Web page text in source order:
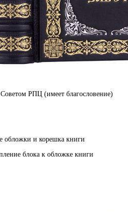
РПЦ (имеет благословение)
обложки и корешка книги
блока к обложке книги